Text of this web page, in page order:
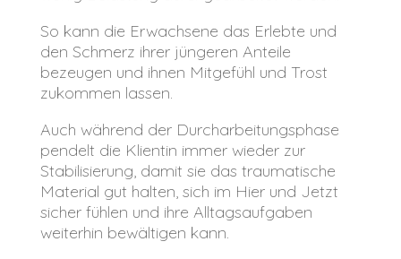
So kann die Erwachsene das Erlebte und
den Schmerz ihrer jüngeren Anteile
bezeugen und ihnen Mitgefühl und Trost
zukommen lassen.
Auch während der Durcharbeitungsphase
pendelt die Klientin immer wieder zur
Stabilisierung, damit sie das traumatische
Material gut halten, sich im Hier und Jetzt
sicher fühlen und ihre Alltagsaufgaben
weiterhin bewältigen kann.